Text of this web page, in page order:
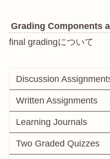
Grading Components
final gradingについて
Discussion
Written Assignments
Learning Journals
Two Graded Quizzes